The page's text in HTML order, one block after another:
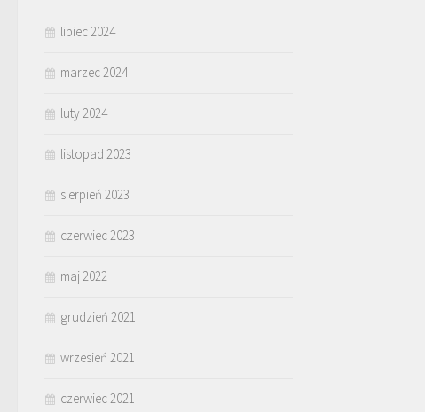
lipiec 2024
marzec 2024
luty 2024
listopad 2023
sierpień 2023
czerwiec 2023
maj 2022
grudzień 2021
wrzesień 2021
czerwiec 2021